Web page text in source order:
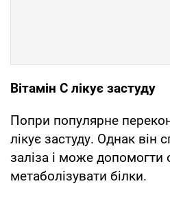
Вітамін С лікує застуду
Попри популярне
лікує застуду. Однак він
заліза і може допомогти
метаболізувати білки.